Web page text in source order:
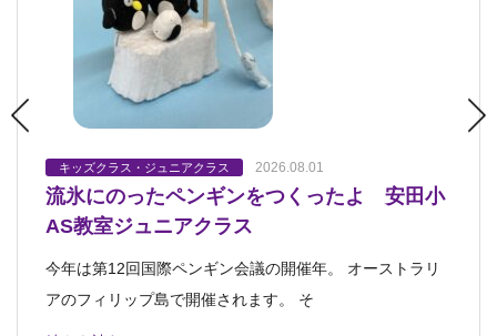
キッズクラス・ジュニアクラス 2026.08.01
流氷にのったペンギンをつくったよ 安田小
AS教室ジュニアクラス
今年は第12回国際ペンギン会議の開催年。 オーストラリ
アのフィリップ島で開催されます。 そ
キッズクラス・ジュニアクラス 2026.07.23
「静物画」完成！ 安田小AS教室ジュニア
クラス
安田小アフタースクール教室ジュニアクラス 今回は3回完
結プログラム「静物画」の仕上げでした
キッズクラス・ジュニアクラス 2026.07.18
「オーパーツ」 安田小AS教室キッズクラ
ス
安田小アフタースクール教室キッズ２年生クラス 本日の
レッスンタイトルは「オーパーツ」 オー
キッズクラス・ジュニアクラス 2026.07.17
静物画 安佐南教室ジュニアクラス
こんにちは、齊藤です。 先日ブログに載せた、安佐南木
曜ジュニアクラスで制作した静物画レッス
続きを読む >
キッズクラス・ジュニアクラス 2026.07.12
静物画 安田小AS教室ジュニアクラス
安田小アフタースクール教室ジュニアクラス ３週連続
で静物画に取り組んでいます。 &nbs
続きを読む >